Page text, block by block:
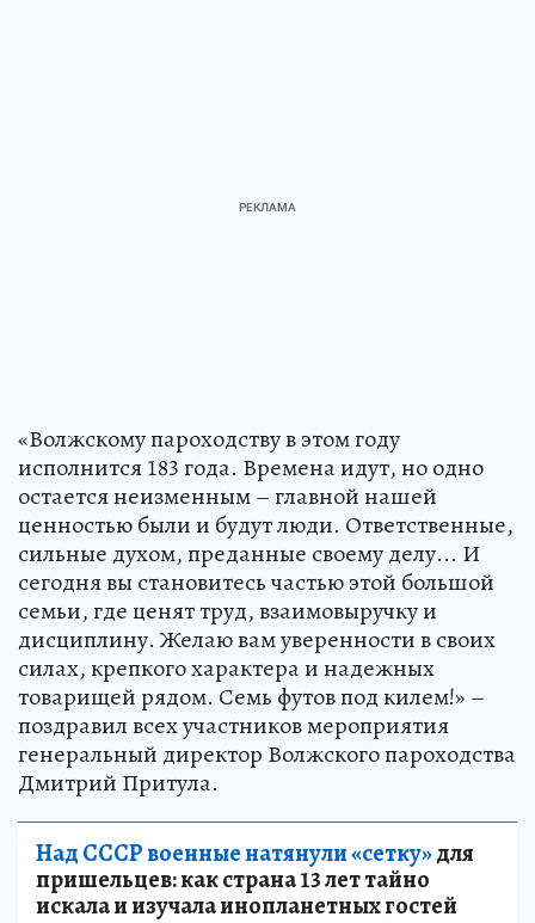
«Волжскому пароходству в этом году
исполнится 183 года. Времена идут, но одно
остается неизменным – главной нашей
ценностью были и будут люди. Ответственные,
сильные духом, преданные своему делу... И
сегодня вы становитесь частью этой большой
семьи, где ценят труд, взаимовыручку и
дисциплину. Желаю вам уверенности в своих
силах, крепкого характера и надежных
товарищей рядом. Семь футов под килем!» –
поздравил всех участников мероприятия
генеральный директор Волжского пароходства
Дмитрий Притула.
Над СССР военные натянули «сетку»для
пришельцев: как страна 13 лет тайно
искала и изучала инопланетных гостей